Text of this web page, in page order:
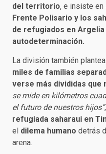
del territorio, e insiste en
Frente Polisario y los
de refugiados en
autodeterminación.
La división también
miles de familias
verse más divididas que
se mide en kilómetros
el futuro de nuestros hijos”
refugiada saharaui en
el dilema humano detrás
arena.